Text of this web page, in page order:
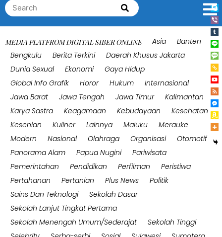
Search
for:
Search
MEDIA PLATFROM DIGITAL SIBER ONLINE Asia
Banten
Bengkulu
Berita Terkini
Daerah Khusus Jakarta
Dunia Sexual
Ekonomi
Gaya Hidup
Global Info Grafik
Horor Hukum
Internasional
Jawa Barat
Jawa Tengah Jawa Timur
Kalimantan
Karya Sastra
Keagamaan Kebudayaan
Kesehatan
Kesenian
Kuliner Lainnya Maluku
Merauke
Modern
Nasional Olahraga Organisasi
Otomotif
Panorama Alam
Papua Nugini
Pariwisata
Pemerintahan
Pendidikan Perfilman
Peristiwa
Pertahanan
Pertanian Plus News
Politik
Sains Dan Teknologi
Sekolah Dasar
Sekolah Lanjut Tingkat Pertama
Sekolah Menengah Umum/Sederajat
Sekolah Tinggi